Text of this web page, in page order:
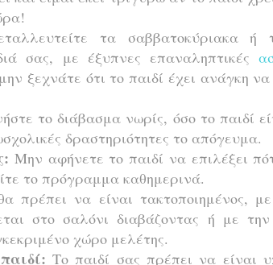
τα σαββατοκύριακα ή
σας, με έξυπνες επαναληπτικές
ξεχνάτε ότι το παιδί έχει ανάγκη
το διάβασμα νωρίς, όσο το παιδί
δραστηριότητες το απόγευμα.
Μην αφήνετε το παιδί να επιλέξει
το πρόγραμμα καθημερινά.
πρέπει να είναι τακτοποιημένος,
στο σαλόνι διαβάζοντας ή με
χώρο μελέτης.
Το παιδί σας πρέπει να είναι